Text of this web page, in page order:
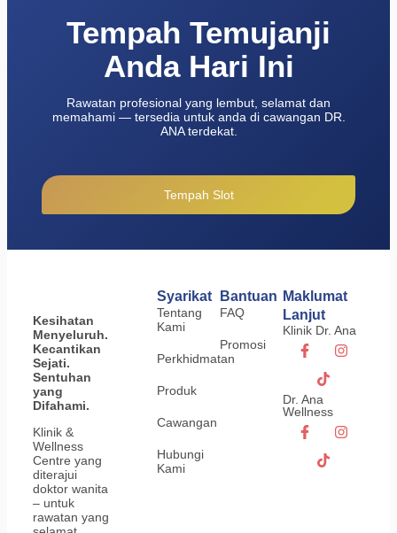
Tempah Temujanji
Anda Hari Ini
Rawatan profesional yang lembut, selamat dan
memahami — tersedia untuk anda di cawangan DR.
ANA terdekat.
Tempah Slot
Kesihatan
Menyeluruh.
Kecantikan
Sejati.
Sentuhan
yang
Difahami.
Klinik &
Wellness
Centre yang
diterajui
doktor wanita
– untuk
rawatan yang
Syarikat
Tentang
Kami
Perkhidmatan
Produk
Cawangan
Hubungi
Kami
Bantuan
FAQ
Promosi
Maklumat
Lanjut
Klinik Dr. Ana
Dr. Ana
Wellness